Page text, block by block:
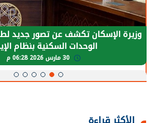
الرئيس السيسي: توقف الأنشطة في
يحتاج إلى سنوات لعودة معدلات